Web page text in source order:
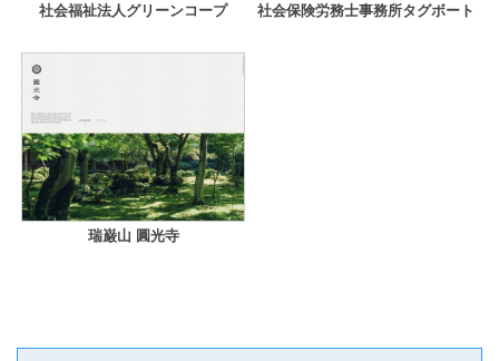
社会福祉法人グリーンコープ 社会保険労務士事務所タグボート
瑞巌山 圓光寺